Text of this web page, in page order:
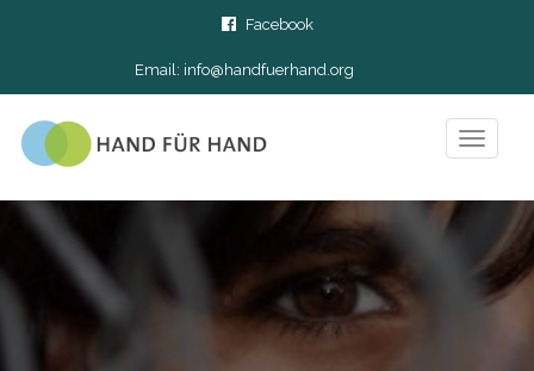
Facebook
Email: info@handfuerhand.org